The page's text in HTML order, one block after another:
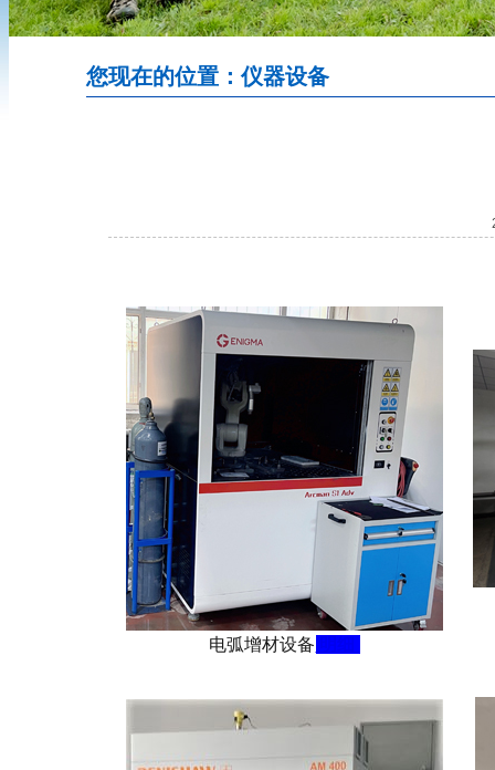
您现在的位置：仪器设备
电弧增材设备